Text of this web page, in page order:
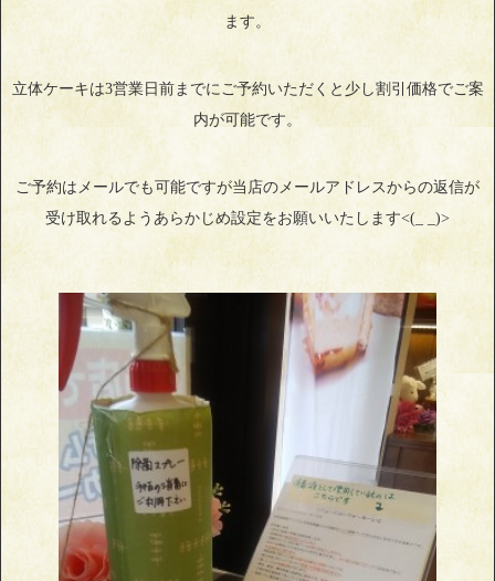
ます。
立体ケーキは3営業日前までにご予約いただくと少し割引価格でご案
内が可能です。
ご予約はメールでも可能ですが当店のメールアドレスからの返信が
受け取れるようあらかじめ設定をお願いいたします<(_ _)>